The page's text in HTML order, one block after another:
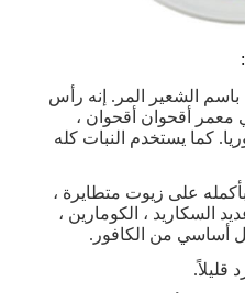
باسم الشعير المر. إنه رأس
معمر أقحوان أقحوان ،
كما يستخدم النبات كله
على زيوت متطايرة ،
السكاريد ، الكومارين ،
أساسي من الكافور.
قليلاً.